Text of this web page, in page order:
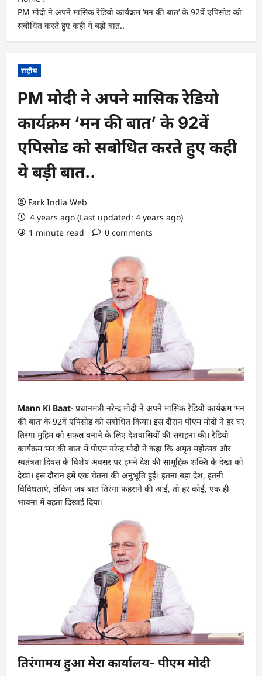
PM मोदी ने अपने मासिक रेडियो कार्यक्रम ‘मन की बात’ के 92वें एपिसोड को
सबोधित करते हुए कही ये बड़ी बात..
राष्ट्रीय
PM मोदी ने अपने मासिक रेडियो
कार्यक्रम ‘मन की बात’ के 92वें
एपिसोड को सबोधित करते हुए कही
ये बड़ी बात..
Fark India Web
4 years ago (Last updated: 4 years ago)
1 minute read
0 comments
Mann Ki Baat- प्रधानमंत्री नरेन्द्र मोदी ने अपने मासिक रेडियो कार्यक्रम ‘मन
की बात’ के 92वें एपिसोड को सबोधित किया। इस दौरान पीएम मोदी ने हर घर
तिरंगा मुहिम को सफल बनाने के लिए देशवासियों की सराहना की। रेडियो
कार्यक्रम ‘मन की बात’ में पीएम नरेन्द्र मोदी ने कहा कि अमृत महोत्सव और
स्वतंत्रता दिवस के विशेष अवसर पर हमने देश की सामूहिक शक्ति के देखा को
देखा। इस दौरान हमें एक चेतना की अनुभूति हुई। इतना बड़ा देश, इतनी
विविधताएं, लेकिन जब बात तिरंगा फहराने की आई, तो हर कोई, एक ही
भावना में बहता दिखाई दिया।
तिरंगामय हुआ मेरा कार्यालय- पीएम मोदी